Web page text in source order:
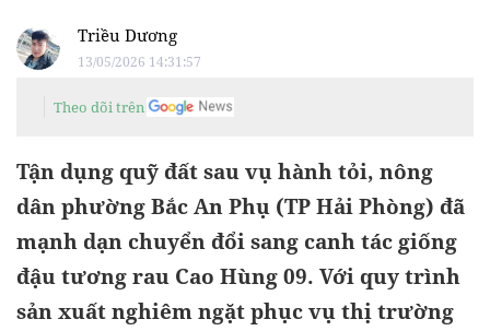
Triều Dương
13/05/2026 14:31:57
Theo dõi trên
​Tận dụng quỹ đất sau vụ hành tỏi, nông
dân phường Bắc An Phụ (TP Hải Phòng) đã
mạnh dạn chuyển đổi sang canh tác giống
đậu tương rau Cao Hùng 09. Với quy trình
sản xuất nghiêm ngặt phục vụ thị trường